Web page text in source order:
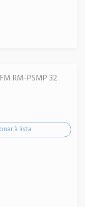
RM-PSMP 32
à lista